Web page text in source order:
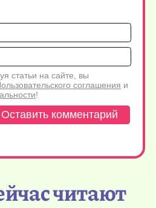
Имя*
статьи на сайте, вы
соглашения и
!
читают